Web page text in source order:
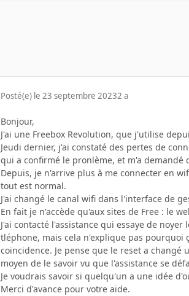
Posté(e) le 23 septembre 20232 a
Bonjour,
J'ai une Freebox Revolution, que j'utilise
Jeudi dernier, j'ai constaté des pertes de
qui a confirmé le pronlème, et m'a demandé
Depuis, je n'arrive plus à me connecter en
tout est normal.
J'ai changé le canal wifi dans l'interface de
En fait je n'accède qu'aux sites de Free : le
J'ai contacté l'assistance qui essaye de
tléphone, mais cela n'explique pas pourquoi
coincidence. Je pense que le reset a
moyen de le savoir vu que l'assistance se
Je voudrais savoir si quelqu'un a une idée
Merci d'avance pour votre aide.